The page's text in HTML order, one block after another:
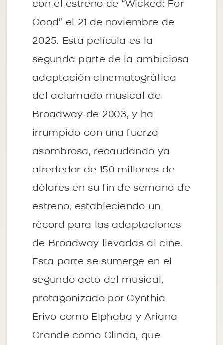
con el estreno de “Wicked: For
Good” el 21 de noviembre de
2025. Esta película es la
segunda parte de la ambiciosa
adaptación cinematográfica
del aclamado musical de
Broadway de 2003, y ha
irrumpido con una fuerza
asombrosa, recaudando ya
alrededor de 150 millones de
dólares en su fin de semana de
estreno, estableciendo un
récord para las adaptaciones
de Broadway llevadas al cine.
Esta parte se sumerge en el
segundo acto del musical,
protagonizado por Cynthia
Erivo como Elphaba y Ariana
Grande como Glinda, que